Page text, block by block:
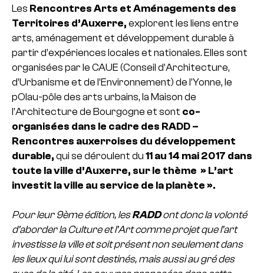
Les Rencontres Arts et Aménagements des
Territoires d’Auxerre, explorent les liens entre
arts, aménagement et développement durable à
partir d’expériences locales et nationales. Elles sont
organisées par le CAUE (Conseil d’Architecture,
d’Urbanisme et de l’Environnement) de l’Yonne, le
pOlau-pôle des arts urbains, la Maison de
l’Architecture de Bourgogne et sont co-
organisées dans le cadre des RADD –
Rencontres auxerroises du développement
durable, qui se déroulent du 11 au 14 mai 2017 dans
toute la ville d’Auxerre, sur le thème » L’art
investit la ville au service de la planète ».
Pour leur 9ème édition, lesRADDont donc la volonté
d’aborder la Culture et l’Art comme projet que l’art
investisse la ville et soit présent non seulement dans
les lieux qui lui sont destinés, mais aussi au gré des